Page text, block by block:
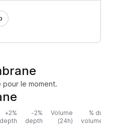
pour le moment.
+2%
depth
-2%
depth
Volume
(24h)
% du
volume